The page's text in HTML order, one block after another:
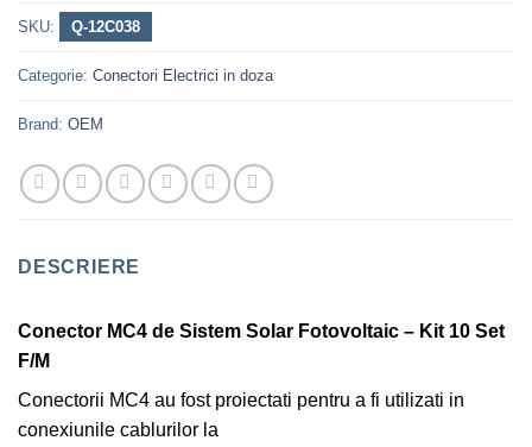
SKU: Q-12C038
Categorie: Conectori Electrici in doza
Brand: OEM
DESCRIERE
Conector MC4 de Sistem Solar Fotovoltaic – Kit 10 Set
F/M
Conectorii MC4 au fost proiectati pentru a fi utilizati in
conexiunile cablurilor la